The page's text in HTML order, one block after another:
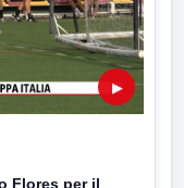
▶
Flores per il